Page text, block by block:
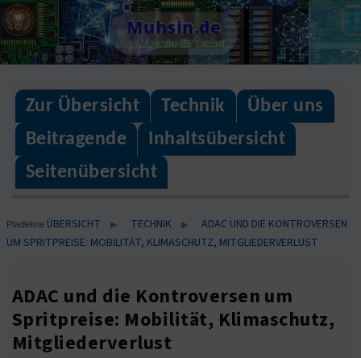
Skip
to
content
Muhsin.de
Das Magazin für Technik
Zur Übersicht Technik
Über uns
Beitragende
Inhaltsübersicht
Seitenübersicht
Pfadleiste ÜBERSICHT ▶ TECHNIK ▶
ADAC UND DIE KONTROVERSEN
UM SPRITPREISE: MOBILITÄT, KLIMASCHUTZ, MITGLIEDERVERLUST
ADAC und die Kontroversen um
Spritpreise: Mobilität, Klimaschutz,
Mitgliederverlust